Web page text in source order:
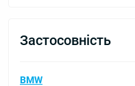
Застосовність
BMW